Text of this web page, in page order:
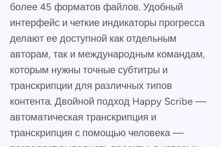
более 45 форматов файлов. Удобный
интерфейс и четкие индикаторы прогресса
делают ее доступной как отдельным
авторам, так и международным командам,
которым нужны точные субтитры и
транскрипции для различных типов
контента. Двойной подход Happy Scribe —
автоматическая транскрипция и
транскрипция с помощью человека —